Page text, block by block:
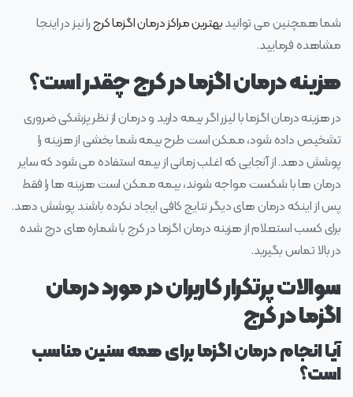
شما همچنین می توانیدبهترین مراکز درمان اگزما کرجرا نیز در اینجا
مشاهده فرمایید.
هزینه درمان اگزما در کرج چقدر است؟
در هزینه درمان اگزما با لیزر اگر بیمه دارید و درمان از نظر پزشکی ضروری
تشخیص داده شود، ممکن است طرح بیمه شما بخشی از هزینه را
پوشش دهد. از آنجایی که اغلب زمانی از بیمه استفاده می‌ شود که سایر
درمان‌ ها با شکست مواجه شوند، بیمه ممکن است هزینه‌ ها را فقط
پس از اینکه درمان‌ های دیگر نتایج کافی ایجاد نکرده باشند پوشش دهد.
برای کسب استعلام از هزینه درمان اگزما در کرج با شماره های درج شده
در بالا تماس بگیرید.
سوالات پرتکرار کاربران در مورد درمان
اگزما در کرج
آیا انجام درمان اگزما برای همه سنین مناسب
است؟